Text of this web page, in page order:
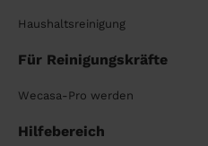
Haushaltsreinigung
Für Reinigungskräfte
Wecasa-Pro werden
Hilfebereich